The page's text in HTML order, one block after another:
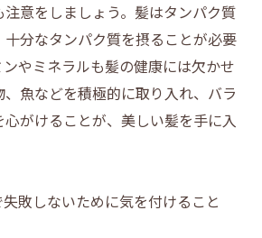
意をしましょう。髪はタンパク質
分なタンパク質を摂ることが必要
やミネラルも髪の健康には欠かせ
魚などを積極的に取り入れ、バラ
がけることが、美しい髪を手に入
敗しないために気を付けること